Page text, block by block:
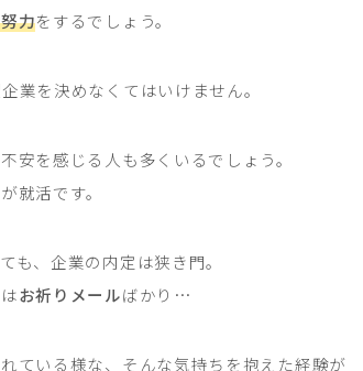
力をするでしょう。
業を決めなくてはいけません。
安を感じる人も多くいるでしょう。
就活です。
も、企業の内定は狭き門。
お祈りメールばかり…
ている様な、そんな気持ちを抱えた経験が